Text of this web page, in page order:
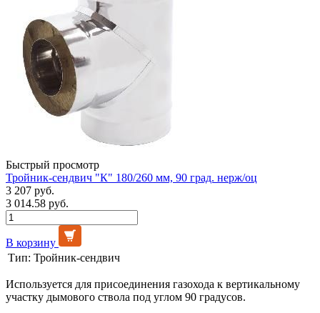
Быстрый просмотр
Тройник-сендвич "К" 180/260 мм, 90 град. нерж/оц
3 207 руб.
3 014.58 руб.
В корзину
Тип: Тройник-сендвич
Используется для присоединения газохода к вертикальному
участку дымового ствола под углом 90 градусов.